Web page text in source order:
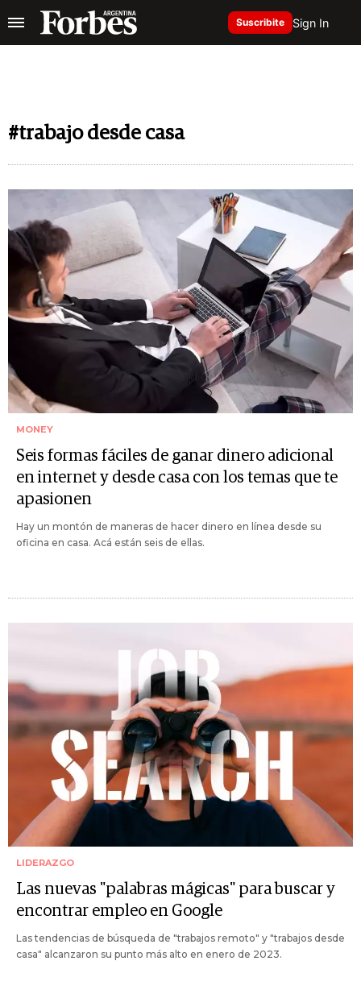
Suscribite Sign In
#trabajo desde casa
MONEY
Seis formas fáciles de ganar dinero adicional
en internet y desde casa con los temas que te
apasionen
Hay un montón de maneras de hacer dinero en línea desde su
oficina en casa. Acá están seis de ellas.
LIDERAZGO
Las nuevas "palabras mágicas" para buscar y
encontrar empleo en Google
Las tendencias de búsqueda de "trabajos remoto" y "trabajos desde
casa" alcanzaron su punto más alto en enero de 2023.